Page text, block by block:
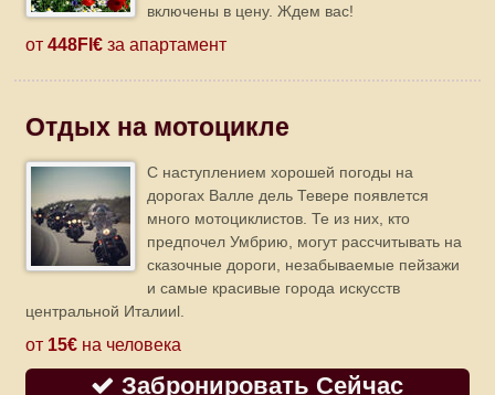
включены в цену. Ждем вас!
от448FI€ за апартамент
Отдых на мотоцикле
C наступлением хорошей погоды на
дорогах Валле дель Тевере появлется
много мотоциклистов. Те из них, кто
предпочел Умбрию, могут рассчитывать на
сказочные дороги, незабываемые пейзажи
и самые красивые города искусств
центральной Италииl.
от 15€ на человека
Забронировать Сейчас